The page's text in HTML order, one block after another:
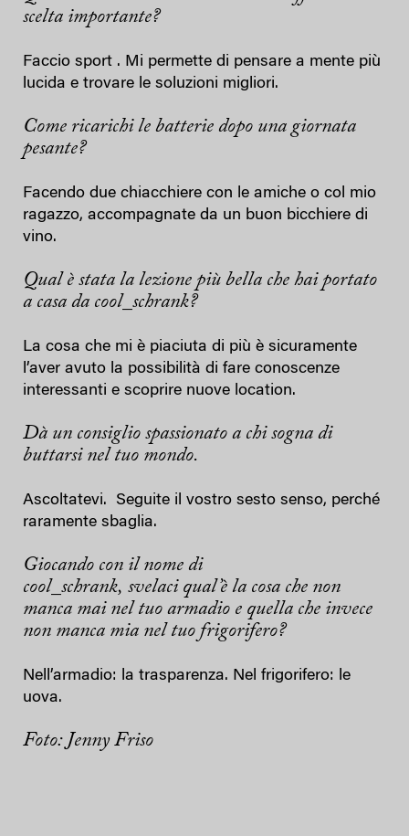
scelta importante?
Faccio sport . Mi permette di pensare a mente più
lucida e trovare le soluzioni migliori.
Come ricarichi le batterie dopo una giornata
pesante?
Facendo due chiacchiere con le amiche o col mio
ragazzo, accompagnate da un buon bicchiere di
vino.
Qual è stata la lezione più bella che hai portato
a casa da cool_schrank?
La cosa che mi è piaciuta di più è sicuramente
l’aver avuto la possibilità di fare conoscenze
interessanti e scoprire nuove location.
Dà un consiglio spassionato a chi sogna di
buttarsi nel tuo mondo.
Ascoltatevi. Seguite il vostro sesto senso, perché
raramente sbaglia.
Giocando con il nome di
cool_schrank, svelaci qual’è la cosa che non
manca mai nel tuo armadio e quella che invece
non manca mia nel tuo frigorifero?
Nell’armadio: la trasparenza. Nel frigorifero: le
uova.
Foto: Jenny Friso